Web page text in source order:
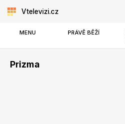
Vtelevizi.cz
MENU PRÁVĚ BĚŽÍ
Prizma